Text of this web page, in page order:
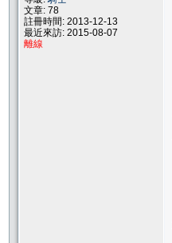
文章: 78
註冊時間: 2013-12-13
最近來訪: 2015-08-07
離線